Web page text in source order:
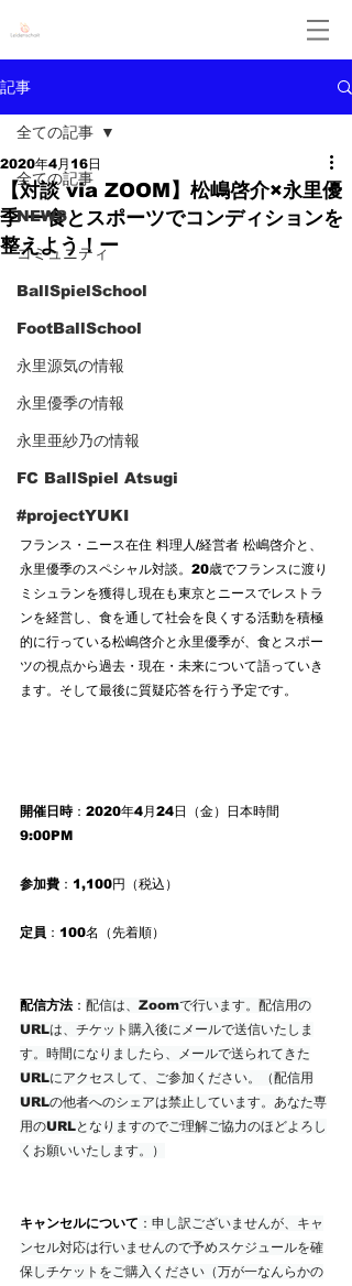
記事
全ての記事
NEWS
コミュニティ
BallSpielSchool
FootBallSchool
永里源気の情報
永里優季の情報
永里亜紗乃の情報
FC BallSpiel Atsugi
#projectYUKI
全ての記事
【対談 via ZOOM】松嶋啓介×永里優
季 ー食とスポーツでコンディションを
整えよう！ー
2020年4月16日
フランス・ニース在住 料理人/経営者 松嶋啓介と、
永里優季のスペシャル対談。20歳でフランスに渡り
ミシュランを獲得し現在も東京とニースでレストラ
ンを経営し、食を通して社会を良くする活動を積極
的に行っている松嶋啓介と永里優季が、食とスポー
ツの視点から過去・現在・未来について語っていき
ます。そして最後に質疑応答を行う予定です。
開催日時：2020年4月24日（金）日本時間
9:00PM
参加費 ：1,100円（税込）
定員 ：100名（先着順）
配信方法 ： 配信は、Zoomで行います。配信用の
URLは、チケット購入後にメールで送信いたしま
す。時間になりましたら、メールで送られてきた
URLにアクセスして、ご参加ください。（配信用
URLの他者へのシェアは禁止しています。あなた専
用のURLとなりますのでご理解ご協力のほどよろし
くお願いいたします。）
キャンセルについて ：申し訳ございませんが、キャ
ンセル対応は行いませんので予めスケジュールを確
保しチケットをご購入ください（万が一なんらかの